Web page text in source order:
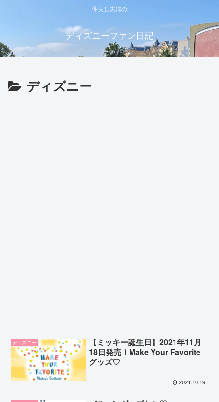
仲良し夫婦の
ディズニーファン日記
ディズニー
ディズニー
【ミッキー誕生日】2021年11月
18日発売！Make Your Favorite
グッズ♡
2021.10.19